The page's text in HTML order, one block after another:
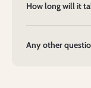
How long will it
Any other